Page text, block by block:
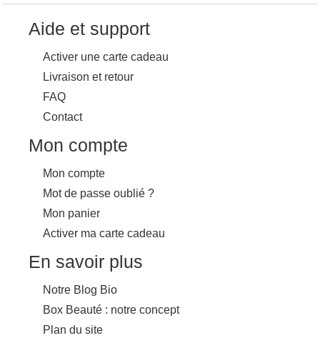
Aide et support
Activer une carte cadeau
Livraison et retour
FAQ
Contact
Mon compte
Mon compte
Mot de passe oublié ?
Mon panier
Activer ma carte cadeau
En savoir plus
Notre Blog Bio
Box Beauté : notre concept
Plan du site